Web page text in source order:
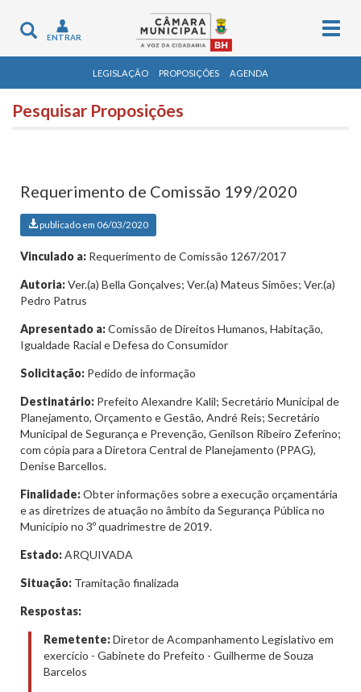
Toggle
navigation
ENTRAR
LEGISLAÇÃO PROPOSIÇÕES AGENDA
Pesquisar Proposições
Requerimento de Comissão 199/2020
publicado em 06/03/2020
Vinculado a: Requerimento de Comissão 1267/2017
Autoria:Ver.(a) Bella Gonçalves; Ver.(a) Mateus Simões; Ver.(a)
Pedro Patrus
Apresentado a:Comissão de Direitos Humanos, Habitação,
Igualdade Racial e Defesa do Consumidor
Solicitação: Pedido de informação
Destinatário: Prefeito Alexandre Kalil; Secretário Municipal de
Planejamento, Orçamento e Gestão, André Reis; Secretário
Municipal de Segurança e Prevenção, Genilson Ribeiro Zeferino;
com cópia para a Diretora Central de Planejamento (PPAG),
Denise Barcellos.
Finalidade:Obter informações sobre a execução orçamentária
e as diretrizes de atuação no âmbito da Segurança Pública no
Município no 3º quadrimestre de 2019.
Estado:ARQUIVADA
Situação: Tramitação finalizada
Respostas:
Remetente:Diretor de Acompanhamento Legislativo em
exercício - Gabinete do Prefeito - Guilherme de Souza
Barcelos